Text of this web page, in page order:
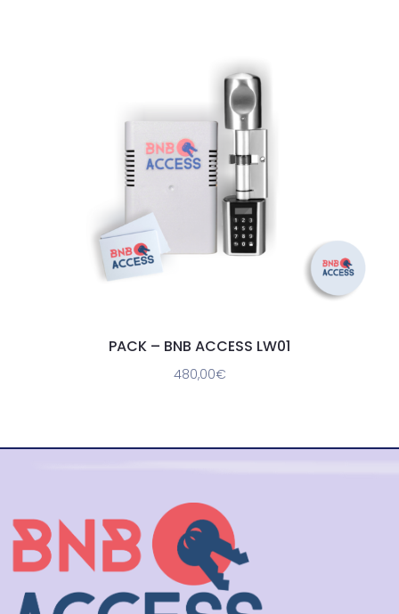
PACK – BNB ACCESS LW01
480,00€